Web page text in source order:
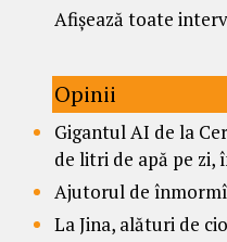
Afișează toate
Opinii
Gigantul AI de la
de litri de apă pe zi,
Ajutorul de
La Jina, alături de